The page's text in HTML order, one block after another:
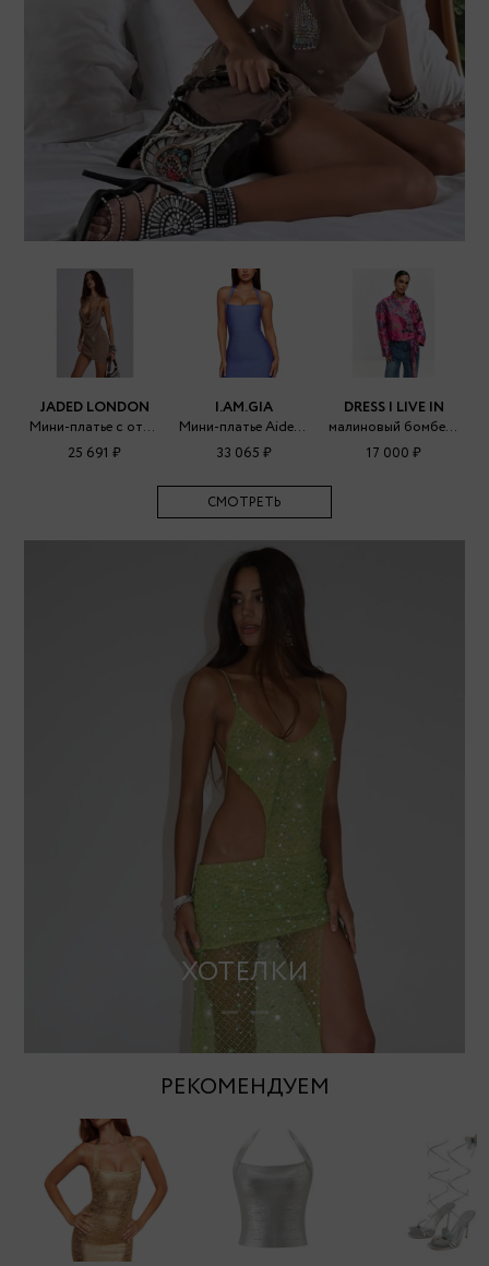
JADED LONDON
Мини-платье с открытой спиной и украшениями
25 691 ₽
I.AM.GIA
Мини-платье Aiden с повязками
33 065 ₽
DRESS I LIVE IN
малиновый бомбер из многослойного жаккарда
17 000 ₽
СМОТРЕТЬ
ХОТЕЛКИ
РЕКОМЕНДУЕМ